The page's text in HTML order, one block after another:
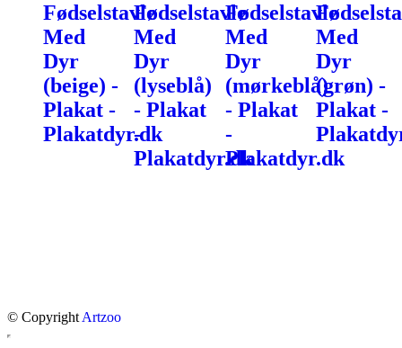
Fødselstavle
Med
Dyr
(beige) -
Plakat -
Plakatdyr.dk
Fødselstavle
Med
Dyr
(lyseblå)
- Plakat
-
Plakatdyr.dk
Fødselstavle
Med
Dyr
(mørkeblå)
- Plakat
-
Plakatdyr.dk
Med
Dyr
(grøn) -
Plakat -
© Copyright Artzoo